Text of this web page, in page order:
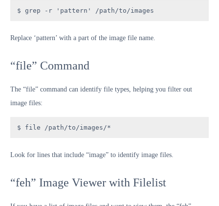
$ grep -r 'pattern' /path/to/images
Replace ‘pattern’ with a part of the image file name.
“file” Command
The “file” command can identify file types, helping you filter out
image files:
$ file /path/to/images/*
Look for lines that include “image” to identify image files.
“feh” Image Viewer with Filelist